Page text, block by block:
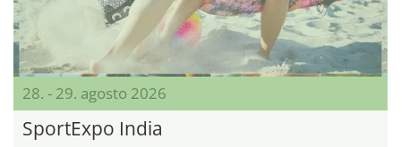
28. - 29. agosto 2026
SportExpo India